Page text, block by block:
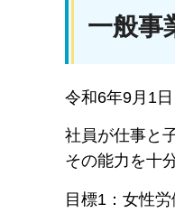
一般事
令和6年9月1
社員が仕事と
その能力を十
目標1：女性